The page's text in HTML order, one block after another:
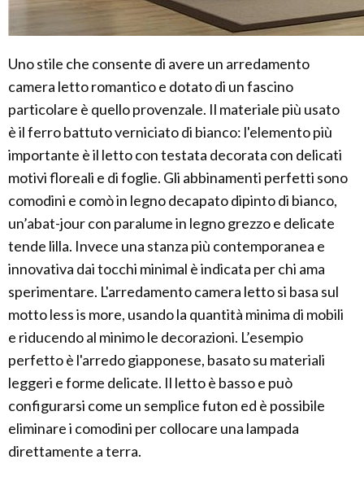
Uno stile che consente di avere un arredamento
camera letto romantico e dotato di un fascino
particolare è quello provenzale. Il materiale più usato
è il ferro battuto verniciato di bianco: l'elemento più
importante è il letto con testata decorata con delicati
motivi floreali e di foglie. Gli abbinamenti perfetti sono
comodini e comò in legno decapato dipinto di bianco,
un’abat-jour con paralume in legno grezzo e delicate
tende lilla. Invece una stanza più contemporanea e
innovativa dai tocchi minimal è indicata per chi ama
sperimentare. L'arredamento camera letto si basa sul
motto less is more, usando la quantità minima di mobili
e riducendo al minimo le decorazioni. L’esempio
perfetto è l'arredo giapponese, basato su materiali
leggeri e forme delicate. Il letto è basso e può
configurarsi come un semplice futon ed è possibile
eliminare i comodini per collocare una lampada
direttamente a terra.